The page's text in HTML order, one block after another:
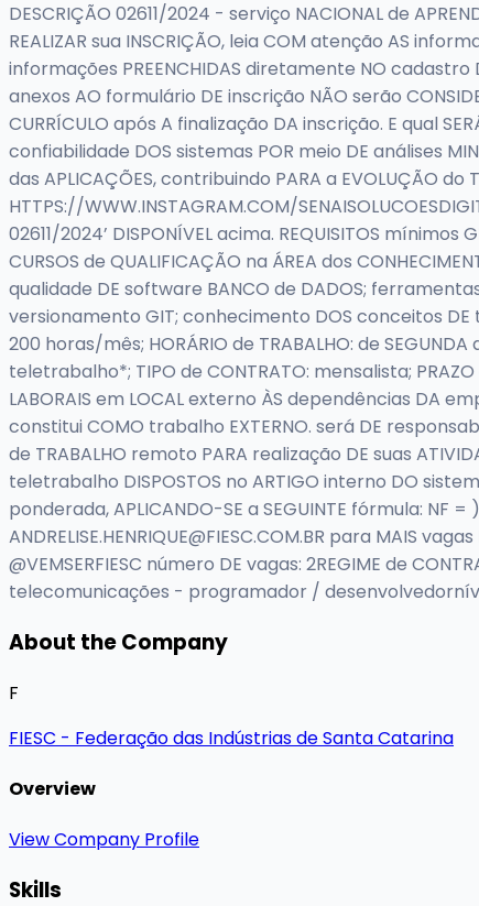
DESCRIÇÃO 02611/2024 - serviço NACIONAL de
REALIZAR sua INSCRIÇÃO, leia COM atenção AS
informações PREENCHIDAS diretamente NO cadastro
anexos AO formulário DE inscrição NÃO serão
CURRÍCULO após A finalização DA inscrição. E qual
confiabilidade DOS sistemas POR meio DE análises
das APLICAÇÕES, contribuindo PARA a EVOLUÇÃO
HTTPS://WWW.INSTAGRAM.COM/
02611/2024’ DISPONÍVEL acima. REQUISITOS mínimos
CURSOS de QUALIFICAÇÃO na ÁREA dos
qualidade DE software BANCO de DADOS;
versionamento GIT; conhecimento DOS conceitos DE
200 horas/mês; HORÁRIO de TRABALHO: de SEGUNDA
teletrabalho*; TIPO de CONTRATO: mensalista;
LABORAIS em LOCAL externo ÀS dependências DA
constitui COMO trabalho EXTERNO. será DE
de TRABALHO remoto PARA realização DE suas
teletrabalho DISPOSTOS no ARTIGO interno DO
ponderada, APLICANDO-SE a SEGUINTE fórmula: NF
ANDRELISE.HENRIQUE@FIESC.COM.BR para MAIS vagas
@VEMSERFIESC número DE vagas: 2REGIME de
telecomunicações - programador / desenvolvedornível
About the Company
F
FIESC - Federação das Indústrias de Santa Catarina
Overview
View Company Profile
Skills